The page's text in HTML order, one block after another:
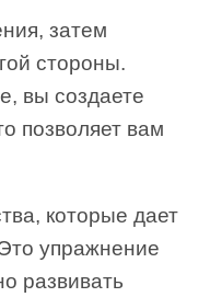
затем
стороны.
вы создаете
позволяет вам
которые дает
упражнение
развивать